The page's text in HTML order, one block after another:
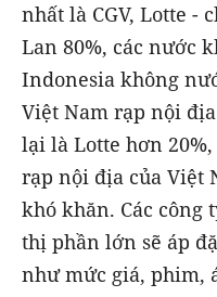
nhất là CGV, Lotte -
Lan 80%, các nước
Indonesia không
Việt Nam rạp nội
lại là Lotte hơn
rạp nội địa của Việt
khó khăn. Các công
thị phần lớn sẽ áp
như mức giá, phim,